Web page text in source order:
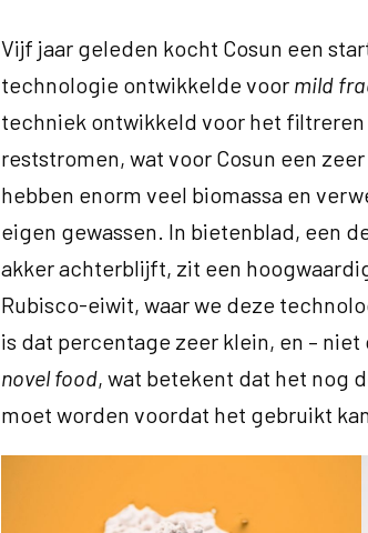
Vijf jaar geleden kocht Cosun een
technologie ontwikkelde voor mild
techniek ontwikkeld voor het
reststromen, wat voor Cosun een
hebben enorm veel biomassa en
eigen gewassen. In bietenblad, een
akker achterblijft, zit een
Rubisco-eiwit, waar we deze
is dat percentage zeer klein, en –
novel food, wat betekent dat het nog
moet worden voordat het gebruikt